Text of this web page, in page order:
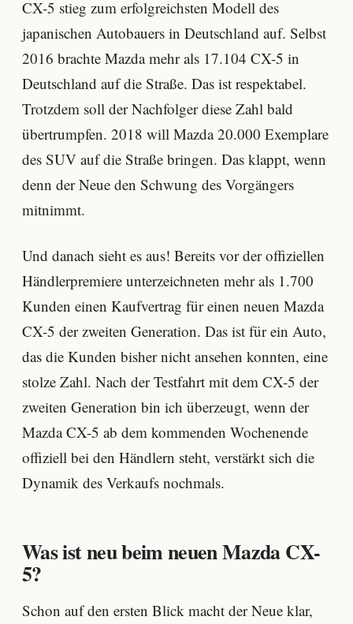
CX-5 stieg zum erfolgreichsten Modell des
japanischen Autobauers in Deutschland auf. Selbst
2016 brachte Mazda mehr als 17.104 CX-5 in
Deutschland auf die Straße. Das ist respektabel.
Trotzdem soll der Nachfolger diese Zahl bald
übertrumpfen. 2018 will Mazda 20.000 Exemplare
des SUV auf die Straße bringen. Das klappt, wenn
denn der Neue den Schwung des Vorgängers
mitnimmt.
Und danach sieht es aus! Bereits vor der offiziellen
Händlerpremiere unterzeichneten mehr als 1.700
Kunden einen Kaufvertrag für einen neuen Mazda
CX-5 der zweiten Generation. Das ist für ein Auto,
das die Kunden bisher nicht ansehen konnten, eine
stolze Zahl. Nach der Testfahrt mit dem CX-5 der
zweiten Generation bin ich überzeugt, wenn der
Mazda CX-5 ab dem kommenden Wochenende
offiziell bei den Händlern steht, verstärkt sich die
Dynamik des Verkaufs nochmals.
Was ist neu beim neuen Mazda CX-
5?
Schon auf den ersten Blick macht der Neue klar,